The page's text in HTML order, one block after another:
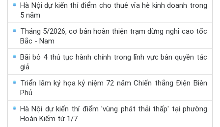
Hà Nội dự kiến thí điểm cho thuê vỉa hè kinh doanh trong
5 năm
Tháng 5/2026, cơ bản hoàn thiện trạm dừng nghỉ cao tốc
Bắc - Nam
Bãi bỏ 4 thủ tục hành chính trong lĩnh vực bản quyền tác
giả
Triển lãm ký họa kỷ niệm 72 năm Chiến thắng Điện Biên
Phủ
Hà Nội dự kiến thí điểm 'vùng phát thải thấp' tại phường
Hoàn Kiếm từ 1/7